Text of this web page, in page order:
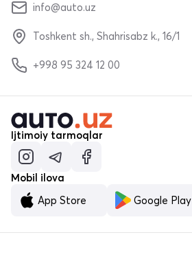
info@auto.uz
Toshkent sh., Shahrisabz k., 16/1
+998 95 324 12 00
Ijtimoiy tarmoqlar
Mobil ilova
App Store
Google Play